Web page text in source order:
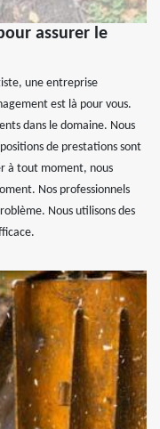
assurer le
une entreprise
est là pour vous.
dans le domaine. Nous
de prestations sont
à tout moment, nous
Nos professionnels
Nous utilisons des